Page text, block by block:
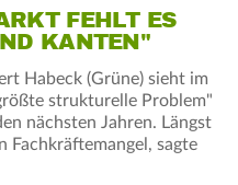
FEHLT ES
KANTEN"
Habeck (Grüne) sieht im
strukturelle Problem"
nächsten Jahren. Längst
Fachkräftemangel, sagte